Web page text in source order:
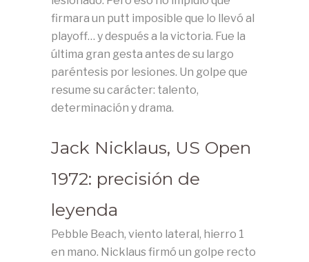
firmara un putt imposible que lo llevó al
playoff… y después a la victoria. Fue la
última gran gesta antes de su largo
paréntesis por lesiones. Un golpe que
resume su carácter: talento,
determinación y drama.
Jack Nicklaus, US Open
1972: precisión de
leyenda
Pebble Beach, viento lateral, hierro 1
en mano. Nicklaus firmó un golpe recto